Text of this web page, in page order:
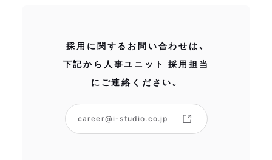
採用に関するお問い合わせは、
下記から人事ユニット 採用担当
にご連絡ください。
career@i-studio.co.jp